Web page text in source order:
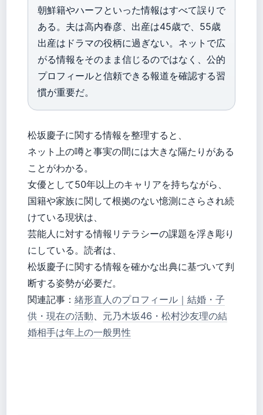
朝鮮籍やハーフといった情報はすべて誤りで
ある。夫は高内春彦、出産は45歳で、55歳
出産はドラマの役柄に過ぎない。ネットで広
がる情報をそのまま信じるのではなく、公的
プロフィールと信頼できる報道を確認する習
慣が重要だ。
松坂慶子に関する情報を整理すると、
ネット上の噂と事実の間には大きな隔たりがある
ことがわかる。
女優として50年以上のキャリアを持ちながら、
国籍や家族に関して根拠のない憶測にさらされ続
けている現状は、
芸能人に対する情報リテラシーの課題を浮き彫り
にしている。読者は、
松坂慶子に関する情報を確かな出典に基づいて判
断する姿勢が必要だ。
関連記事： 緒形直人のプロフィール｜結婚・子
供・現在の活動
元乃木坂46・松村沙友理の結
婚相手は年上の一般男性